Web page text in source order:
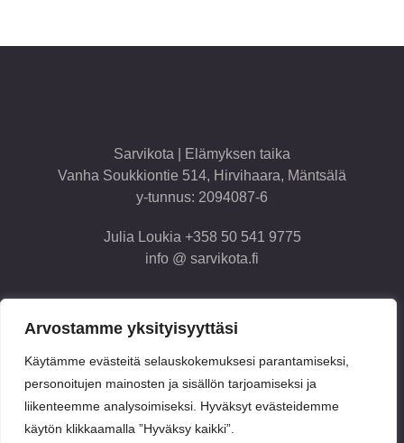
Arvostamme yksityisyyttäsi
Käytämme evästeitä selauskokemuksesi parantamiseksi,
personoitujen mainosten ja sisällön tarjoamiseksi ja
liikenteemme analysoimiseksi. Hyväksyt evästeidemme
käytön klikkaamalla ”Hyväksy kaikki”.
Sarvikota | Elämyksen taika
Vanha Soukkiontie 514, Hirvihaara, Mäntsälä
y-tunnus: 2094087-6
Julia Loukia +358 50 541 9775
info @ sarvikota.fi
Tietosuojaseloste